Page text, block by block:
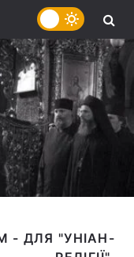
- ДЛЯ "УНІАН-